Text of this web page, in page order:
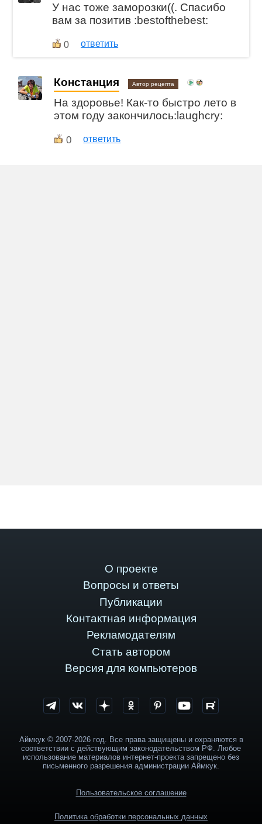
У нас тоже заморозки((. Спасибо
вам за позитив :bestofthebest:
0 ответить
Констанция Автор рецепта
На здоровье! Как-то быстро лето в
этом году закончилось:laughcry:
0 ответить
О проекте
Вопросы и ответы
Публикации
Контактная информация
Рекламодателям
Стать автором
Версия для компьютеров
Аймкук © 2007-2026 год. Все права защищены и охраняются в
соответствии с действующим законодательством РФ. Любое
использование материалов интернет-проекта запрещено без
письменного разрешения администрации Аймкук.
Пользовательское соглашение
Политика обработки персональных данных